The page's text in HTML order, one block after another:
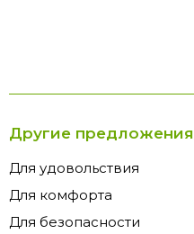
Другие предложения
Для удовольствия
Для комфорта
Для безопасности